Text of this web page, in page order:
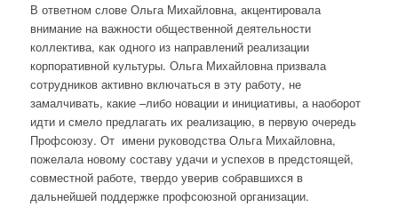
В ответном слове Ольга Михайловна, акцентировала
внимание на важности общественной деятельности
коллектива, как одного из направлений реализации
корпоративной культуры. Ольга Михайловна призвала
сотрудников активно включаться в эту работу, не
замалчивать, какие –либо новации и инициативы, а наоборот
идти и смело предлагать их реализацию, в первую очередь
Профсоюзу. От имени руководства Ольга Михайловна,
пожелала новому составу удачи и успехов в предстоящей,
совместной работе, твердо уверив собравшихся в
дальнейшей поддержке профсоюзной организации.